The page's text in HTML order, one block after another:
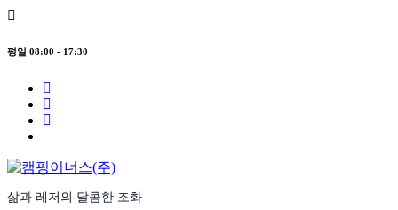
평일 08:00 - 17:30
삶과 레저의 달콤한 조화